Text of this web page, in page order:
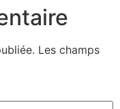
Les champs